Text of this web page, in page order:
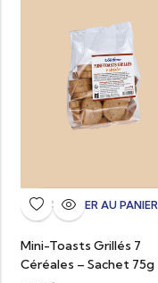
AJOUTER AU PANIER
Mini-Toasts Grillés 7
Céréales – Sachet 75g